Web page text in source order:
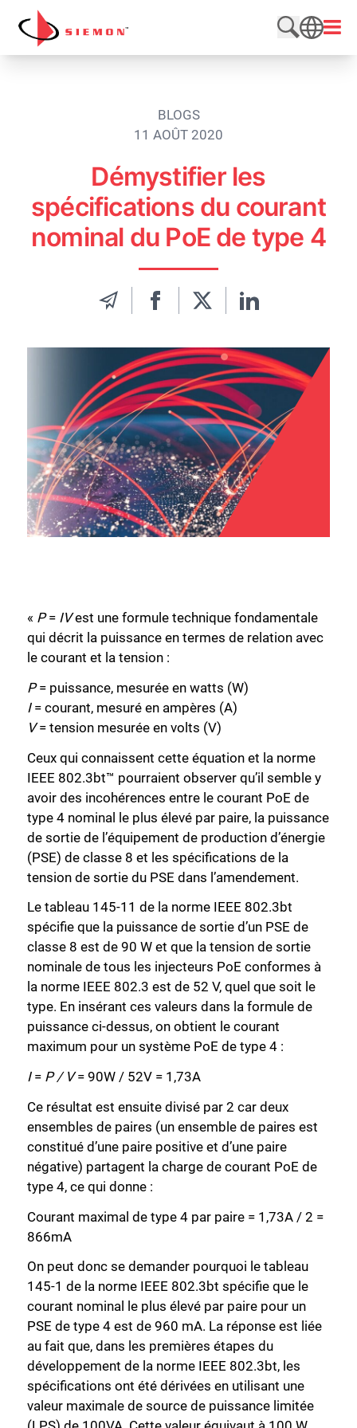
Aller au contenu
SEARCH
BLOGS
11 AOÛT 2020
Démystifier les
spécifications du courant
nominal du PoE de type 4
« P= IVest une formule technique fondamentale
qui décrit la puissance en termes de relation avec
le courant et la tension :
P= puissance, mesurée en watts (W)
I= courant, mesuré en ampères (A)
V= tension mesurée en volts (V)
Ceux qui connaissent cette équation et la norme
IEEE 802.3bt™ pourraient observer qu’il semble y
avoir des incohérences entre le courant PoE de
type 4 nominal le plus élevé par paire, la puissance
de sortie de l’équipement de production d’énergie
(PSE) de classe 8 et les spécifications de la
tension de sortie du PSE dans l’amendement.
Le tableau 145-11 de la norme IEEE 802.3bt
spécifie que la puissance de sortie d’un PSE de
classe 8 est de 90 W et que la tension de sortie
nominale de tous les injecteurs PoE conformes à
la norme IEEE 802.3 est de 52 V, quel que soit le
type. En insérant ces valeurs dans la formule de
puissance ci-dessus, on obtient le courant
maximum pour un système PoE de type 4 :
I= P / V= 90W / 52V = 1,73A
Ce résultat est ensuite divisé par 2 car deux
ensembles de paires (un ensemble de paires est
constitué d’une paire positive et d’une paire
négative) partagent la charge de courant PoE de
type 4, ce qui donne :
Courant maximal de type 4 par paire = 1,73A / 2 =
866mA
On peut donc se demander pourquoi le tableau
145-1 de la norme IEEE 802.3bt spécifie que le
courant nominal le plus élevé par paire pour un
PSE de type 4 est de 960 mA. La réponse est liée
au fait que, dans les premières étapes du
développement de la norme IEEE 802.3bt, les
spécifications ont été dérivées en utilisant une
valeur maximale de source de puissance limitée